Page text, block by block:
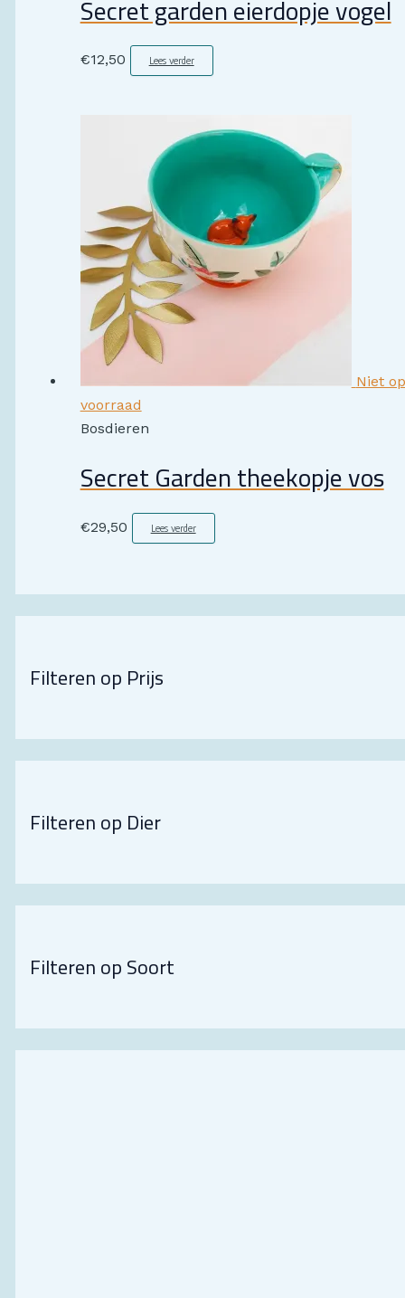
Filteren op Prijs
Filteren op Dier
Filteren op Soort
Secret garden eierdopje vogel
€12,50 Lees verder
Niet op
voorraad
Bosdieren
Secret Garden theekopje vos
€29,50 Lees verder